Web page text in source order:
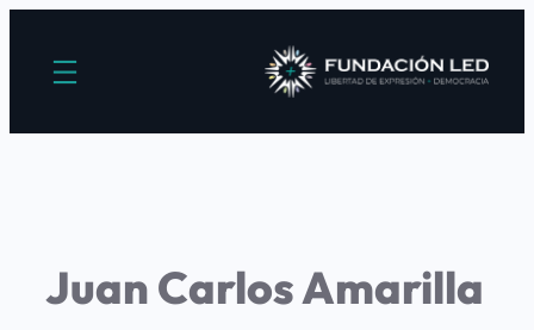
Juan Carlos Amarilla